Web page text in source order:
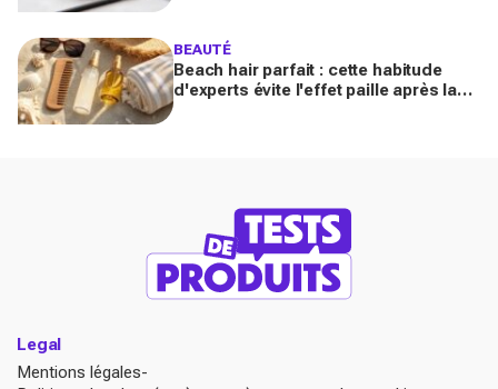
BEAUTÉ
Beach hair parfait : cette habitude
d'experts évite l'effet paille après la
Legal
Mentions légales